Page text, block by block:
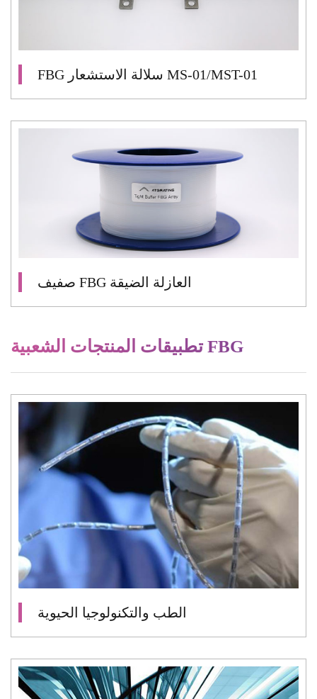
FBG سلالة الاستشعار MS-01/MST-01
صفيف FBG العازلة الضيقة
تطبيقات المنتجات الشعبية FBG
الطب والتكنولوجيا الحيوية